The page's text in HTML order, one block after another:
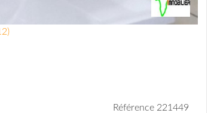
Référence 221449